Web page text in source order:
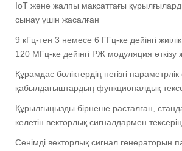
IoT және жалпы мақсаттағы
сынау үшін жасалған
9 кГц-тен 3 немесе 6 ГГц-ке дейінгі
120 МГц-ке дейінгі РЖ модуляция
Құрамдас бөліктердің негізгі
қабылдағыштардың функционалдық
Құрылғыңызды бірнеше расталған,
келетін векторлық сигналдармен
Сенімді векторлық сигнал генераторын